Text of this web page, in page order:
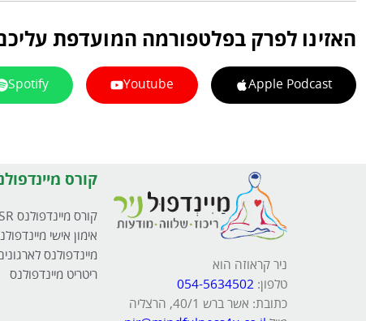
האזינו לפרק בפלטפורמה המועדפת
Apple Podcast
Youtube
Spotify
ניר קראוזה הוא
טלפון:
כתובת: אשר ברש 40/1, הרצליה
קורס
קורס מיינדפולנס MBSR
אימון אישי
מיינדפולנס
ריטריט מיינדפולנס